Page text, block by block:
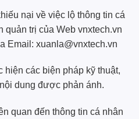
nại về việc lộ thông tin cá
quản trị của Web vnxtech.vn
Email: xuanla@vnxtech.vn
hiện các biện pháp kỹ thuật,
dung được phản ánh.
quan đến thông tin cá nhân